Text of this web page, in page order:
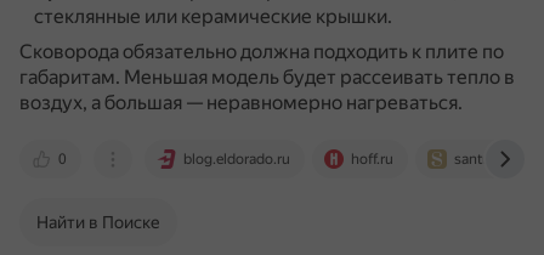
стеклянные или керамические крышки.
Сковорода обязательно должна подходить к плите по
габаритам. Меньшая модель будет рассеивать тепло в
воздух, а большая — неравномерно нагреваться.
0 blog.eldorado.ru hoff.ru santreyd.ru
Найти в Поиске